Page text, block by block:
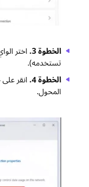
الخطوة 3. اختر
تستخدمه).
الخطوة 4.
انقر
المحول.